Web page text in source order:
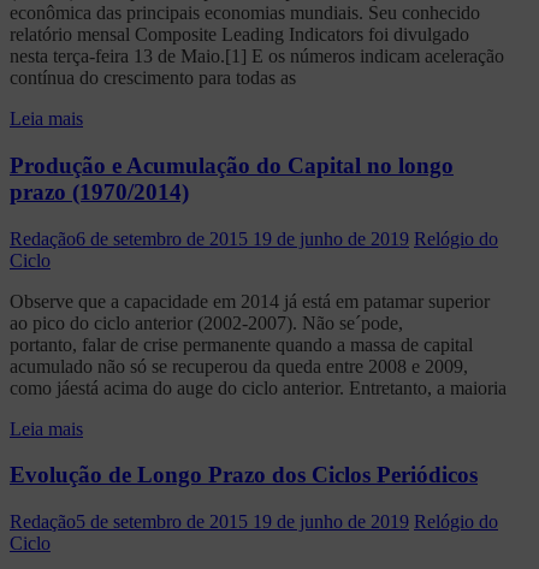
econômica das principais economias mundiais. Seu conhecido
relatório mensal Composite Leading Indicators foi divulgado
nesta terça-feira 13 de Maio.[1] E os números indicam aceleração
contínua do crescimento para todas as
Leia mais
Produção e Acumulação do Capital no longo
prazo (1970/2014)
Redação6 de setembro de 2015 19 de junho de 2019 Relógio do
Ciclo
Observe que a capacidade em 2014 já está em patamar superior
ao pico do ciclo anterior (2002-2007). Não se´pode,
portanto, falar de crise permanente quando a massa de capital
acumulado não só se recuperou da queda entre 2008 e 2009,
como jáestá acima do auge do ciclo anterior. Entretanto, a maioria
Leia mais
Evolução de Longo Prazo dos Ciclos Periódicos
Redação5 de setembro de 2015 19 de junho de 2019 Relógio do
Ciclo